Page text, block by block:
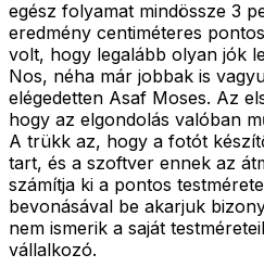
egész folyamat mindössze 3
eredmény centiméteres
volt, hogy legalább olyan jók
Nos, néha már jobbak is
elégedetten Asaf Moses. Az
hogy az elgondolás valóban
A trükk az, hogy a fotót
tart, és a szoftver ennek az
számítja ki a pontos
bevonásával be akarjuk
nem ismerik a saját
vállalkozó.